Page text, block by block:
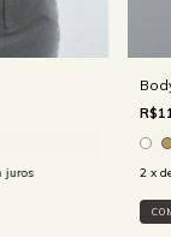
juros 2 x